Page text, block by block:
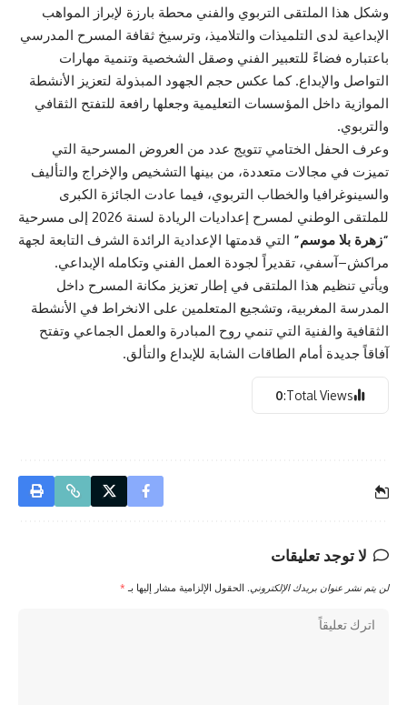
وشكل هذا الملتقى التربوي والفني محطة بارزة لإبراز المواهب
الإبداعية لدى التلميذات والتلاميذ، وترسيخ ثقافة المسرح المدرسي
باعتباره فضاءً للتعبير الفني وصقل الشخصية وتنمية مهارات
التواصل والإبداع. كما عكس حجم الجهود المبذولة لتعزيز الأنشطة
الموازية داخل المؤسسات التعليمية وجعلها رافعة للتفتح الثقافي
والتربوي.
وعرف الحفل الختامي تتويج عدد من العروض المسرحية التي
تميزت في مجالات متعددة، من بينها التشخيص والإخراج والتأليف
والسينوغرافيا والخطاب التربوي، فيما عادت الجائزة الكبرى
للملتقى الوطني لمسرح إعداديات الريادة لسنة 2026 إلى مسرحية
“زهرة بلا موسم” التي قدمتها الإعدادية الرائدة الشرف التابعة لجهة
مراكش–آسفي، تقديراً لجودة العمل الفني وتكامله الإبداعي.
ويأتي تنظيم هذا الملتقى في إطار تعزيز مكانة المسرح داخل
المدرسة المغربية، وتشجيع المتعلمين على الانخراط في الأنشطة
الثقافية والفنية التي تنمي روح المبادرة والعمل الجماعي وتفتح
آفاقاً جديدة أمام الطاقات الشابة للإبداع والتألق.
Total Views:
0
لا توجد تعليقات
لن يتم نشر عنوان بريدك الإلكتروني. الحقول الإلزامية مشار إليها بـ *